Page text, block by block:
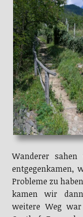
Wanderer
entgegenkamen,
Probleme zu
kamen wir
weitere Weg